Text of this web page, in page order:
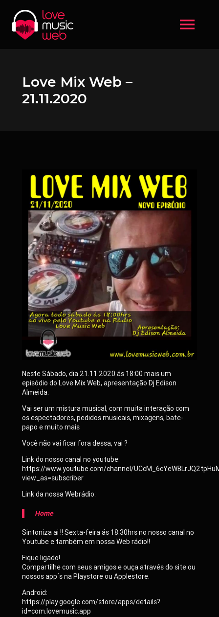
menu
Love Mix Web –
21.11.2020
Neste Sábado, dia 21.11.2020 ás 18:00 mais um
episódio do Love Mix Web, apresentação Dj Edison
Almeida.
Vai ser um mistura musical, com muita interação com
os espectadores, pedidos musicais, mixagens, bate-
papo e muito mais
Você não vai ficar fora dessa, vai ?
Link do nosso canal no youtube:
https://www.youtube.com/channel/
view_as=subscriber
Link da nossa Webrádio:
Home
Sintoniza ai !! Sexta-feira ás 18:30hrs no nosso canal no
Youtube e também em nossa Web rádio!!
Fique ligado!
Compartilhe com seus amigos e ouça através do site ou
nossos app´s na Playstore ou Applestore.
Android:
https://play.google.com/store/apps/details?
id=com.lovemusic.app